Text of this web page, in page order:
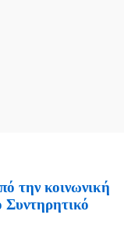
την κοινωνική
Συντηρητικό